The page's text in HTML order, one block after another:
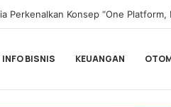
INFO BISNIS KEUANGAN